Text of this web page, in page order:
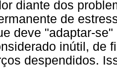
diante dos
de
deve "adaptar-
inútil, de
despendidos.